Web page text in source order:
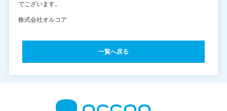
でございます。
株式会社オルコア
一覧へ戻る